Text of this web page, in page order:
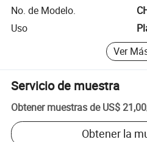
No. de Modelo.
Uso
Ver
Servicio de muestra
Obtener muestras de US$ 21,00
Obtener la